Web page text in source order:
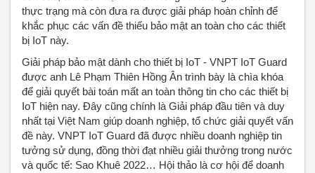
thực trạng mà còn đưa ra được giải pháp hoàn chỉnh để
khắc phục các vấn đề thiếu bảo mật an toàn cho các thiết
bị IoT này.
Giải pháp bảo mật dành cho thiết bị IoT - VNPT IoT Guard
được anh Lê Phạm Thiên Hồng Ân trình bày là chìa khóa
để giải quyết bài toán mất an toàn thông tin cho các thiết bị
IoT hiện nay. Đây cũng chính là Giải pháp đầu tiên và duy
nhất tại Việt Nam giúp doanh nghiệp, tổ chức giải quyết vấn
đề này. VNPT IoT Guard đã được nhiều doanh nghiệp tin
tưởng sử dụng, đồng thời đạt nhiều giải thưởng trong nước
và quốc tế: Sao Khuê 2022… Hội thảo là cơ hội để doanh